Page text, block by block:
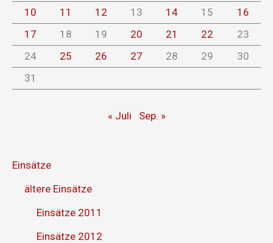
10
11 12 13 14 15
16
17
18 19 20 21 22
23
24
25 26 27 28 29
30
31
« Juli Sep. »
Einsätze
ältere Einsätze
Einsätze 2011
Einsätze 2012